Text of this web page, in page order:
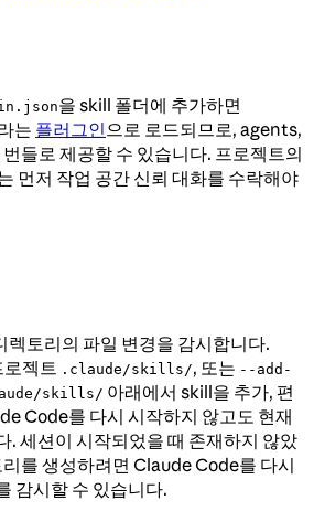
을 skill 폴더에 추가하면
는 플러그인 으로 로드되므로, agents,
들로 제공할 수 있습니다. 프로젝트의
먼저 작업 공간 신뢰 대화를 수락해야
토리의 파일 변경을 감시합니다.
로젝트 .claude/skills/, 또는 --add-
skills/ 아래에서 skill을 추가, 편
Code를 다시 시작하지 않고도 현재
. 세션이 시작되었을 때 존재하지 않았
를 생성하려면 Claude Code를 다시
감시할 수 있습니다.